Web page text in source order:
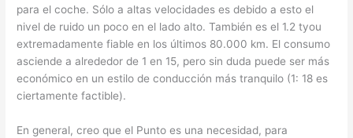
para el coche. Sólo a altas velocidades es debido a esto el
nivel de ruido un poco en el lado alto. También es el 1.2 tyou
extremadamente fiable en los últimos 80.000 km. El consumo
asciende a alrededor de 1 en 15, pero sin duda puede ser más
económico en un estilo de conducción más tranquilo (1: 18 es
ciertamente factible).
En general, creo que el Punto es una necesidad, para